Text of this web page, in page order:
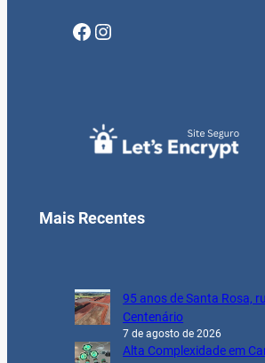
Facebook Instagram
Mais Recentes
95 anos de Santa Rosa,
Centenário
7 de agosto de 2026
Alta Complexidade em